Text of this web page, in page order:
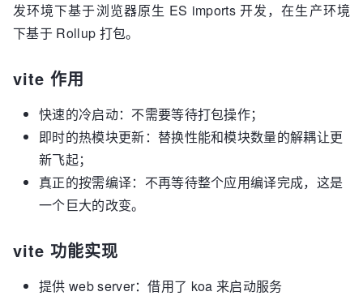
发环境下基于浏览器原生 ES imports 开发，在生产环境
下基于 Rollup 打包。
vite 作用
快速的冷启动：不需要等待打包操作；
即时的热模块更新：替换性能和模块数量的解耦让更
新飞起；
真正的按需编译：不再等待整个应用编译完成，这是
一个巨大的改变。
vite 功能实现
提供 web server：借用了 koa 来启动服务